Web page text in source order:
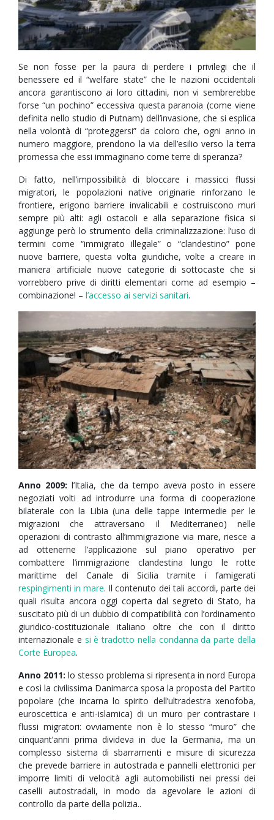
Se non fosse per la paura di perdere i privilegi che il
benessere ed il “welfare state” che le nazioni occidentali
ancora garantiscono ai loro cittadini, non vi sembrerebbe
forse “un pochino” eccessiva questa paranoia (come viene
definita nello studio di Putnam) dell’invasione, che si esplica
nella volontà di “proteggersi” da coloro che, ogni anno in
numero maggiore, prendono la via dell’esilio verso la terra
promessa che essi immaginano come terre di speranza?
Di fatto, nell’impossibilità di bloccare i massicci flussi
migratori, le popolazioni native originarie rinforzano le
frontiere, erigono barriere invalicabili e costruiscono muri
sempre più alti: agli ostacoli e alla separazione fisica si
aggiunge però lo strumento della criminalizzazione: l’uso di
termini come “immigrato illegale” o “clandestino” pone
nuove barriere, questa volta giuridiche, volte a creare in
maniera artificiale nuove categorie di sottocaste che si
vorrebbero prive di diritti elementari come ad esempio –
combinazione! – l’accesso ai servizi sanitari.
Anno 2009: l’Italia, che da tempo aveva posto in essere
negoziati volti ad introdurre una forma di cooperazione
bilaterale con la Libia (una delle tappe intermedie per le
migrazioni che attraversano il Mediterraneo) nelle
operazioni di contrasto all’immigrazione via mare, riesce a
ad ottenerne l’applicazione sul piano operativo per
combattere l’immigrazione clandestina lungo le rotte
marittime del Canale di Sicilia tramite i famigerati
respingimenti in mare. Il contenuto dei tali accordi, parte dei
quali risulta ancora oggi coperta dal segreto di Stato, ha
suscitato più di un dubbio di compatibilità con l’ordinamento
giuridico-costituzionale italiano oltre che con il diritto
internazionale e si è tradotto nella condanna da parte della
Corte Europea.
Anno 2011: lo stesso problema si ripresenta in nord Europa
e così la civilissima Danimarca sposa la proposta del Partito
popolare (che incarna lo spirito dell’ultradestra xenofoba,
euroscettica e anti-islamica) di un muro per contrastare i
flussi migratori: ovviamente non è lo stesso “muro” che
cinquant’anni prima divideva in due la Germania, ma un
complesso sistema di sbarramenti e misure di sicurezza
che prevede barriere in autostrada e pannelli elettronici per
imporre limiti di velocità agli automobilisti nei pressi dei
caselli autostradali, in modo da agevolare le azioni di
controllo da parte della polizia..